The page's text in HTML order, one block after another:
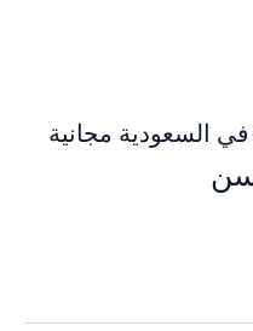
السعودية مجانية